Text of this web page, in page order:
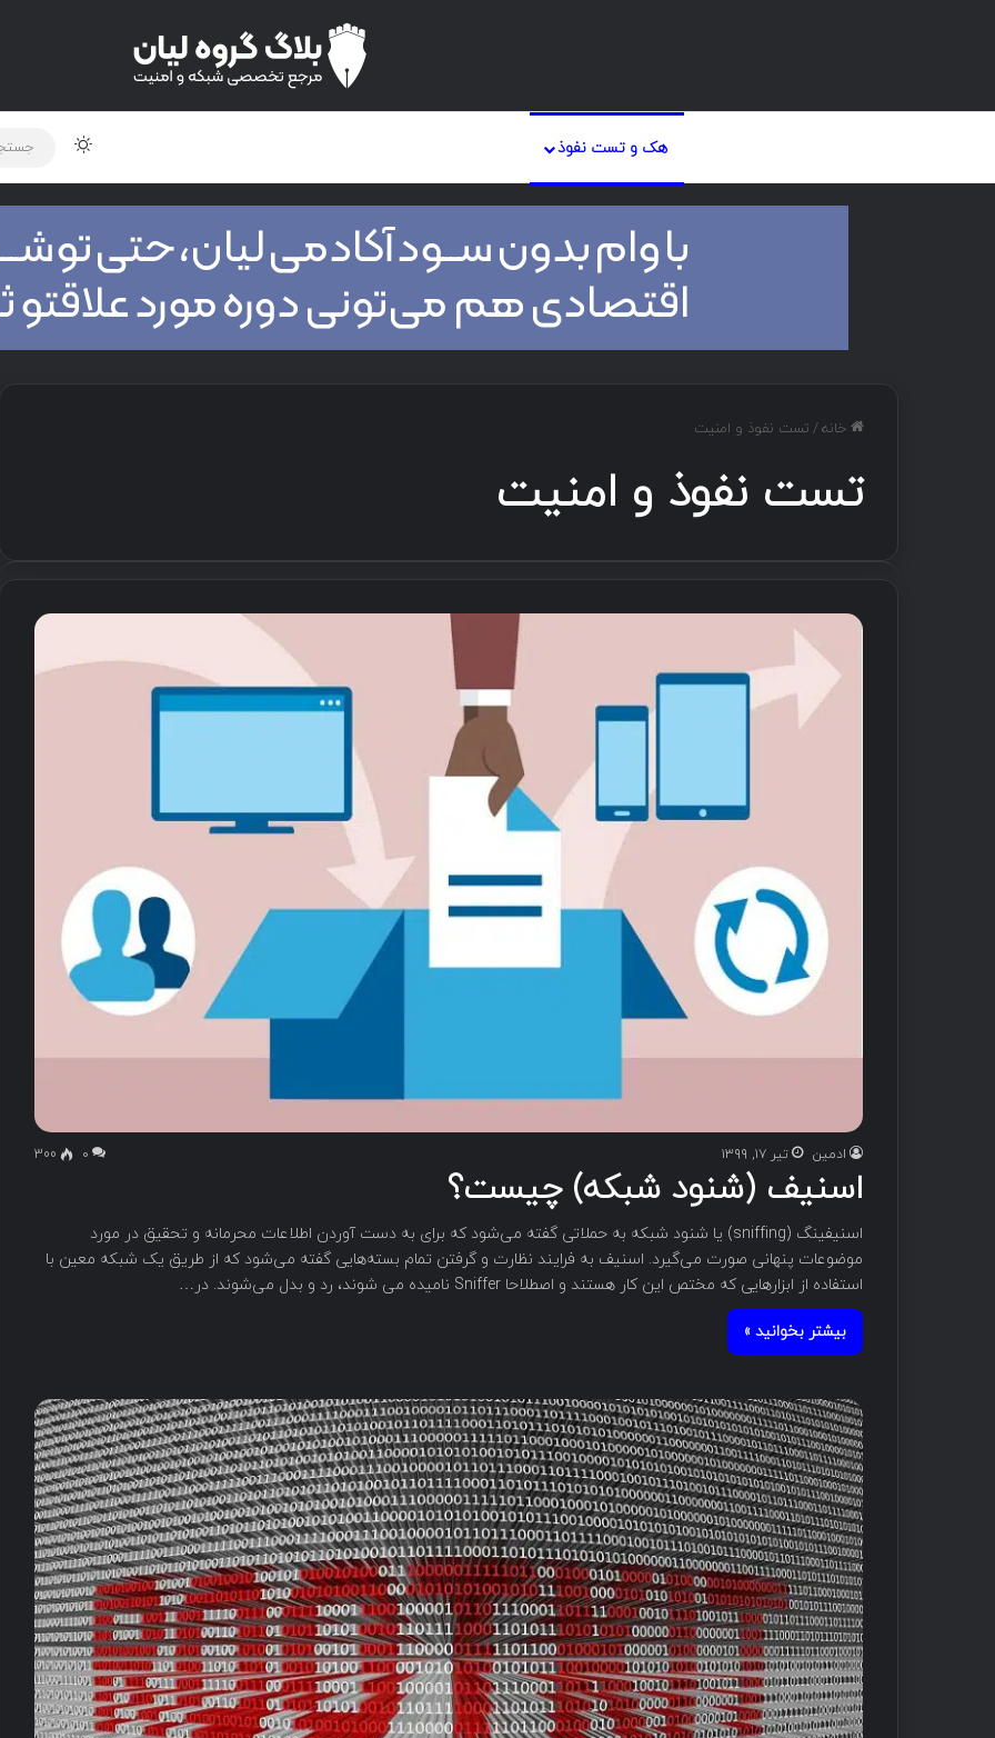
هک و تست نفوذ تغییر
خانه/ تست نفوذ و امنیت
تست نفوذ و امنیت
ادمین تیر ۱۷, ۱۳۹۹ ۰ 300
اسنیف (شنود شبکه) چیست؟
اسنیفینگ (sniffing) یا شنود شبکه به حملاتی گفته می‌شود که برای به دست آوردن اطلاعات محرمانه و تحقیق در مورد
موضوعات پنهانی صورت می‌گیرد. اسنیف به فرایند نظارت و گرفتن تمام بسته‌هایی گفته می‌شود که از طریق یک شبکه معین با
استفاده از ابزارهایی که مختص این کار هستند و اصطلاحا Sniffer نامیده می شوند، رد و بدل می‌شوند. در…
بیشتر بخوانید »